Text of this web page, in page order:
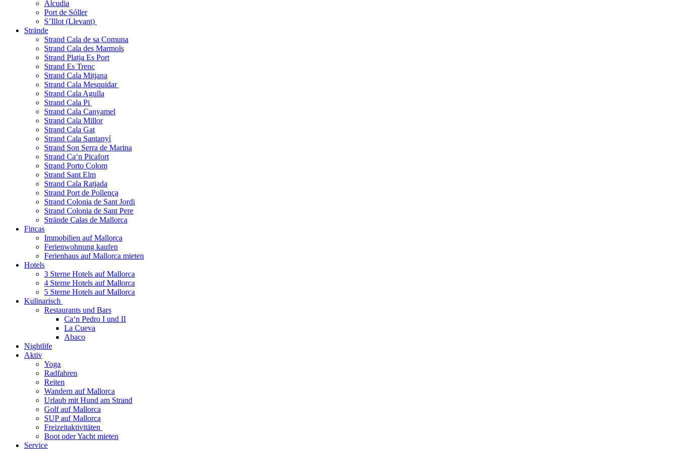
Alcudia
Port de Sóller
S’Illot (Llevant)
Strände
Strand Cala de sa Comuna
Strand Cala des Marmols
Strand Platja Es Port
Strand Es Trenc
Strand Cala Mitjana
Strand Cala Mesquidar
Strand Cala Agulla
Strand Cala Pi
Strand Cala Canyamel
Strand Cala Millor
Strand Cala Gat
Strand Cala Santanyí
Strand Son Serra de Marina
Strand Ca‘n Picafort
Strand Porto Colom
Strand Sant Elm
Strand Cala Ratjada
Strand Port de Pollença
Strand Colonia de Sant Jordi
Strand Colonia de Sant Pere
Strände Calas de Mallorca
Fincas
Immobilien auf Mallorca
Ferienwohnung kaufen
Ferienhaus auf Mallorca mieten
Hotels
3 Sterne Hotels auf Mallorca
4 Sterne Hotels auf Mallorca
5 Sterne Hotels auf Mallorca
Kulinarisch
Restaurants und Bars
Ca‘n Pedro I und II
La Cueva
Abaco
Nightlife
Aktiv
Yoga
Radfahren
Reiten
Wandern auf Mallorca
Urlaub mit Hund am Strand
Golf auf Mallorca
SUP auf Mallorca
Freizeitaktivitäten
Boot oder Yacht mieten
Service